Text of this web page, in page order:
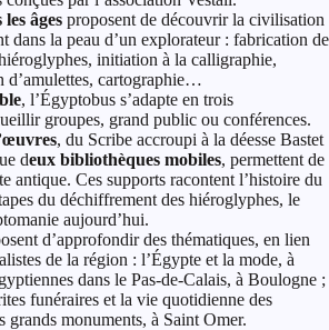
âges proposent de découvrir la civilisation
dans la peau d’un explorateur : fabrication de
initiation à la calligraphie,
d’amulettes, cartographie…
, l’Égyptobus s’adapte en trois
groupes, grand public ou conférences.
, du Scribe accroupi à la déesse Bastet
deux bibliothèques mobiles, permettent de
antique. Ces supports racontent l’histoire du
du déchiffrement des hiéroglyphes, le
aujourd’hui.
d’approfondir des thématiques, en lien
de la région : l’Égypte et la mode, à
dans le Pas-de-Calais, à Boulogne ;
funéraires et la vie quotidienne des
grands monuments, à Saint Omer.